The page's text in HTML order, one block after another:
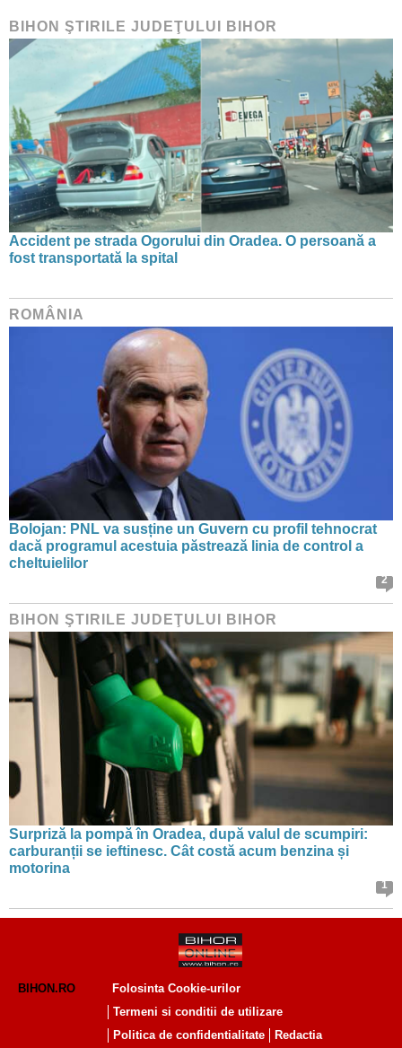
BIHON ŞTIRILE JUDEŢULUI BIHOR
Accident pe strada Ogorului din Oradea. O persoană a
fost transportată la spital
ROMÂNIA
Bolojan: PNL va susține un Guvern cu profil tehnocrat
dacă programul acestuia păstrează linia de control a
cheltuielilor
2
BIHON ŞTIRILE JUDEŢULUI BIHOR
Surpriză la pompă în Oradea, după valul de scumpiri:
carburanții se ieftinesc. Cât costă acum benzina și
motorina
1
BIHON.RO
Folosinta Cookie-urilor
Termeni si conditii de utilizare
Politica de confidentialitate
Redactia